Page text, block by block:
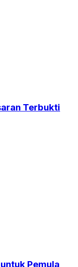
Terbukti
Pemula